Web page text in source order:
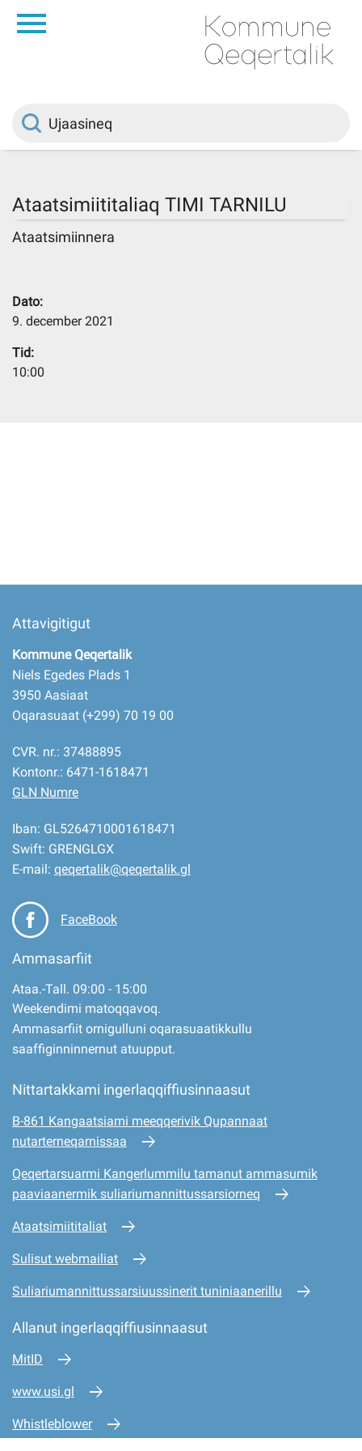
Innuttaasunut
Kommuni pillugu
Ataatsimiititaliaq TIMI TARNILU
Ataatsimiinnera
Dato:
9. december 2021
Tid:
10:00
Attavigitigut
Kommune Qeqertalik
Niels Egedes Plads 1
3950 Aasiaat
Oqarasuaat (+299) 70 19 00
CVR. nr.: 37488895
Kontonr.: 6471-1618471
GLN Numre
Iban: GL5264710001618471
Swift: GRENGLGX
E-mail: qeqertalik@qeqertalik.gl
FaceBook
Ammasarfiit
Ataa.-Tall. 09:00 - 15:00
Weekendimi matoqqavoq.
Ammasarfiit ornigulluni oqarasuaatikkullu
saaffiginninnernut atuupput.
Nittartakkami ingerlaqqiffiusinnaasut
B-861 Kangaatsiami meeqqerivik Qupannaat
nutarterneqarnissaa
Qeqertarsuarmi Kangerlummilu tamanut ammasumik
paaviaanermik suliariumannittussarsiorneq
Ataatsimiititaliat
Sulisut webmailiat
Suliariumannittussarsiuussinerit tuniniaanerillu
Allanut ingerlaqqiffiusinnaasut
MitID
www.usi.gl
Whistleblower